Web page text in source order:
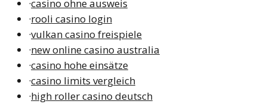
·casino ohne ausweis
·rooli casino login
·vulkan casino freispiele
·new online casino australia
·casino hohe einsätze
·casino limits vergleich
·high roller casino deutsch